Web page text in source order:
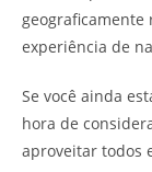
geograficamente
experiência de
Se você ainda
hora de
aproveitar todos